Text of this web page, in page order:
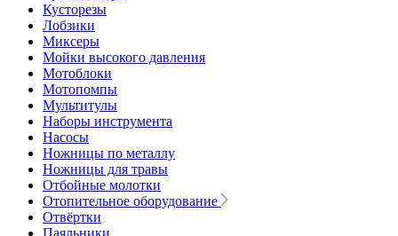
Кусторезы
Лобзики
Миксеры
Мойки высокого давления
Мотоблоки
Мотопомпы
Мультитулы
Наборы инструмента
Насосы
Ножницы по металлу
Ножницы для травы
Отбойные молотки
Отопительное оборудование
Отвёртки
Паяльники